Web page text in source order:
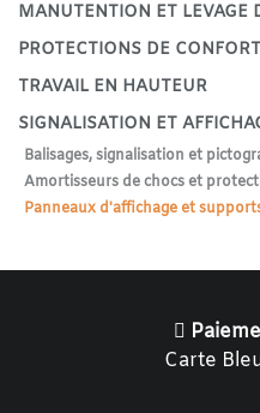
MANUTENTION ET LEVAGE
PROTECTIONS DE
TRAVAIL EN HAUTEUR
SIGNALISATION ET
Balisages, signalisation et
Amortisseurs de chocs et
Panneaux d'affichage et
Carte